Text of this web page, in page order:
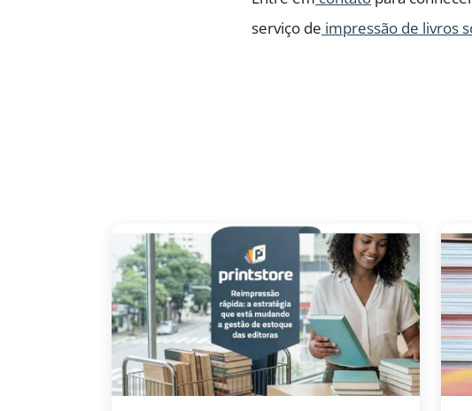
serviço de impressão de livros